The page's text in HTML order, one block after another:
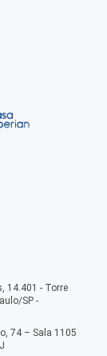
14.401 - Torre
SP -
74 – Sala 1105